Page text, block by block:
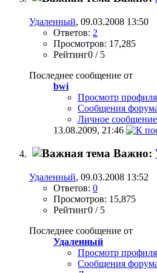
Удаленный, 09.03.2008 13:50
Ответов: 2
Просмотров: 17,285
Рейтинг0 / 5
Последнее сообщение от
bwi
Просмотр профиля
Сообщения
Личное сообщение
13.08.2009, 21:46
Важно:
Удаленный, 09.03.2008 13:52
Ответов: 0
Просмотров: 15,875
Рейтинг0 / 5
Последнее сообщение от
Удаленный
Просмотр профиля
Сообщения